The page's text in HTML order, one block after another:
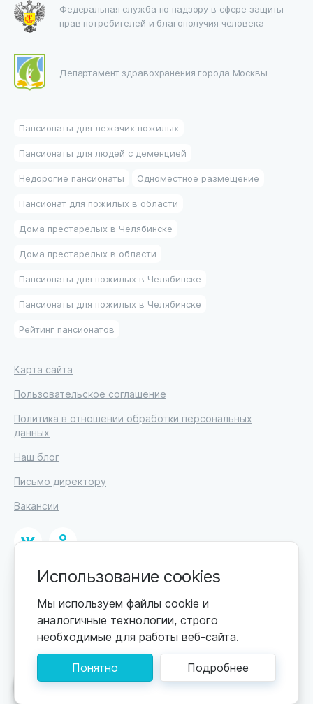
Поможем подобрать пансионат
Федеральная служба по надзору в сфере защиты
прав потребителей и благополучия человека
Департамент здравохранения города Москвы
Пансионаты для лежачих пожилых
Пансионаты для людей с деменцией
Недорогие пансионаты Одноместное размещение
Пансионат для пожилых в области
Дома престарелых в Челябинске
Дома престарелых в области
Пансионаты для пожилых в Челябинске
Пансионаты для пожилых в Челябинске
Рейтинг пансионатов
Карта сайта
Пользовательское соглашение
Политика в отношении обработки персональных
данных
Наш блог
Письмо директору
Вакансии
© 2026
ИП Высоцкий Дмитрий Петрович, ИНН 233610721148
Цены обновляются по мере поступления новой
информации. Точную стоимость уточняйте у
пансионата. Информация, предоставленная на сайте,
не может быть использована для постановки
диагноза, назначения лечения и не заменяет прием
Использование cookies
Мы используем файлы cookie и
аналогичные технологии, строго
необходимые для работы веб-сайта.
Понятно Подробнее